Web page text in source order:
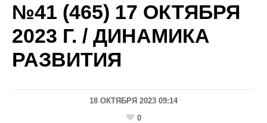
№41 (465) 17 ОКТЯБРЯ
2023 Г. / ДИНАМИКА
РАЗВИТИЯ
18 ОКТЯБРЯ 2023 09:14
0